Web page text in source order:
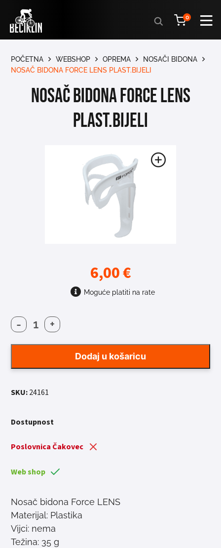
Products
search
0
POČETNA WEBSHOP OPREMA
NOSAČI BIDONA
NOSAČ BIDONA FORCE LENS PLAST.BIJELI
NOSAČ BIDONA FORCE LENS
PLAST.BIJELI
6,00€
Moguće platiti na rate
-
NOSAČ
BIDONA
FORCE
PLAST.BIJELI
+
Dodaj u košaricu
SKU:24161
Dostupnost
Poslovnica Čakovec
Web shop
Nosač bidona Force LENS
Materijal: Plastika
Vijci: nema
Težina: 35 g